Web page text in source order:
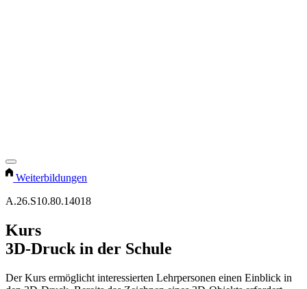
Weiterbildungen
A.26.S10.80.14018
Kurs
3D-Druck in der Schule
Der Kurs ermöglicht interessierten Lehrpersonen einen Einblick in